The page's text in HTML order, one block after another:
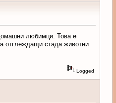
любимци. Това е
отглеждащи стада животни
Logged